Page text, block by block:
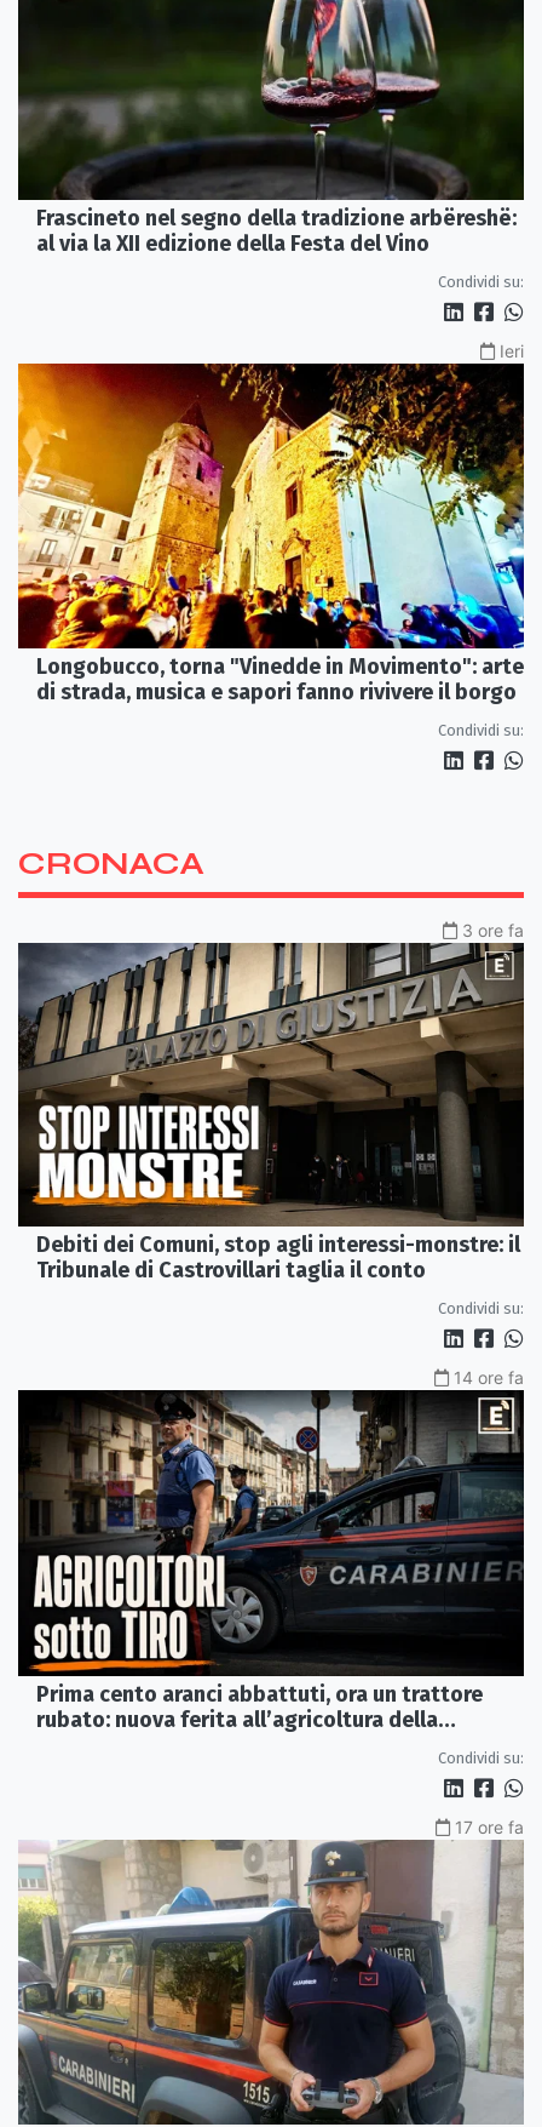
Frascineto nel segno della tradizione arbëreshë:
al via la XII edizione della Festa del Vino
Condividi su:
Ieri
Longobucco, torna "Vinedde in Movimento": arte
di strada, musica e sapori fanno rivivere il borgo
Condividi su:
CRONACA
3 ore fa
Debiti dei Comuni, stop agli interessi-monstre: il
Tribunale di Castrovillari taglia il conto
Condividi su:
14 ore fa
Prima cento aranci abbattuti, ora un trattore
rubato: nuova ferita all’agricoltura della
Condividi su:
17 ore fa